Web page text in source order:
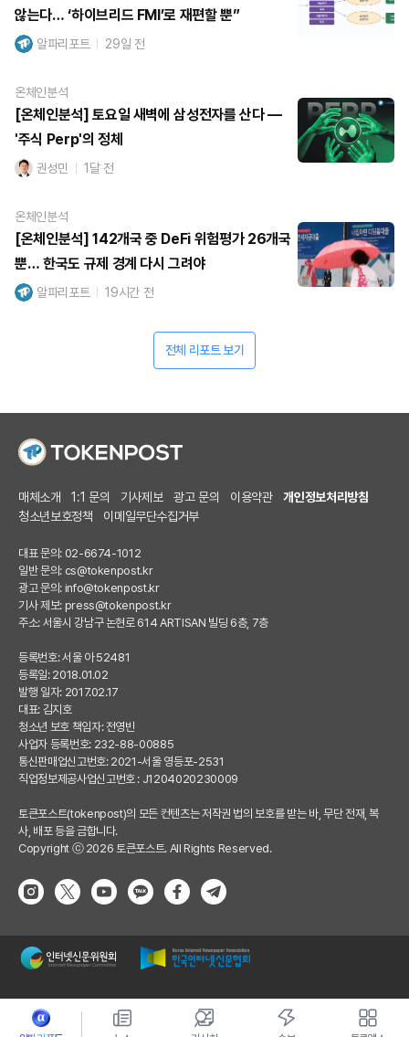
않는다… ‘하이브리드 FMI’로 재편할 뿐”
알파리포트 29일 전
온체인분석
[온체인분석] 토요일 새벽에 삼성전자를 산다 —
'주식 Perp'의 정체
권성민 1달 전
온체인분석
[온체인분석] 142개국 중 DeFi 위험평가 26개국
뿐… 한국도 규제 경계 다시 그려야
알파리포트 19시간 전
전체 리포트 보기
매체소개 1:1 문의 기사제보 광고 문의 이용약관
개인정보처리방침
청소년보호정책
이메일무단수집거부
대표 문의: 02-6674-1012
일반 문의: cs@tokenpost.kr
광고 문의: info@tokenpost.kr
기사 제보: press@tokenpost.kr
주소: 서울시 강남구 논현로 614 ARTISAN 빌딩 6층, 7층
등록번호: 서울 아 52481
등록일: 2018.01.02
발행 일자: 2017.02.17
대표: 김지호
청소년 보호 책임자: 전영빈
사업자 등록번호: 232-88-00885
통신판매업신고번호: 2021-서울 영등포-2531
직업정보제공사업신고번호 : J1204020230009
토큰포스트(tokenpost)의 모든 컨텐츠는 저작권 법의 보호를 받는 바, 무단 전재, 복
사, 배포 등을 금합니다.
Copyright ⓒ 2026 토큰포스트. All Rights Reserved.